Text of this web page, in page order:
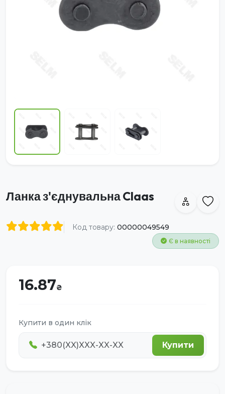
Ланка з'єднувальна Claas
Код товару: 00000049549
Є в наявності
16.87
Купити в один клік
Купити